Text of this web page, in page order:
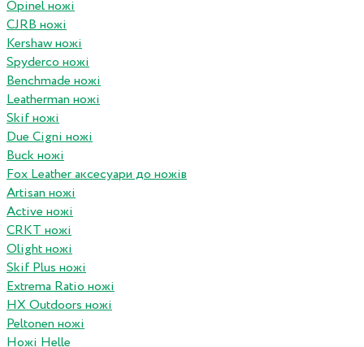
Opinel ножі
CJRB ножі
Kershaw ножі
Spyderco ножі
Benchmade ножі
Leatherman ножі
Skif ножі
Due Cigni ножі
Buck ножі
Fox Leather аксесуари до ножів
Artisan ножі
Active ножі
CRKT ножі
Olight ножі
Skif Plus ножі
Extrema Ratio ножі
HX Outdoors ножі
Peltonen ножі
Ножі Helle